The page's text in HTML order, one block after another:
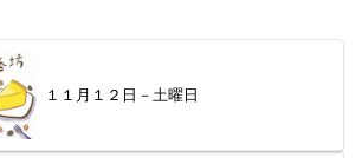
１１月１２日－土曜日